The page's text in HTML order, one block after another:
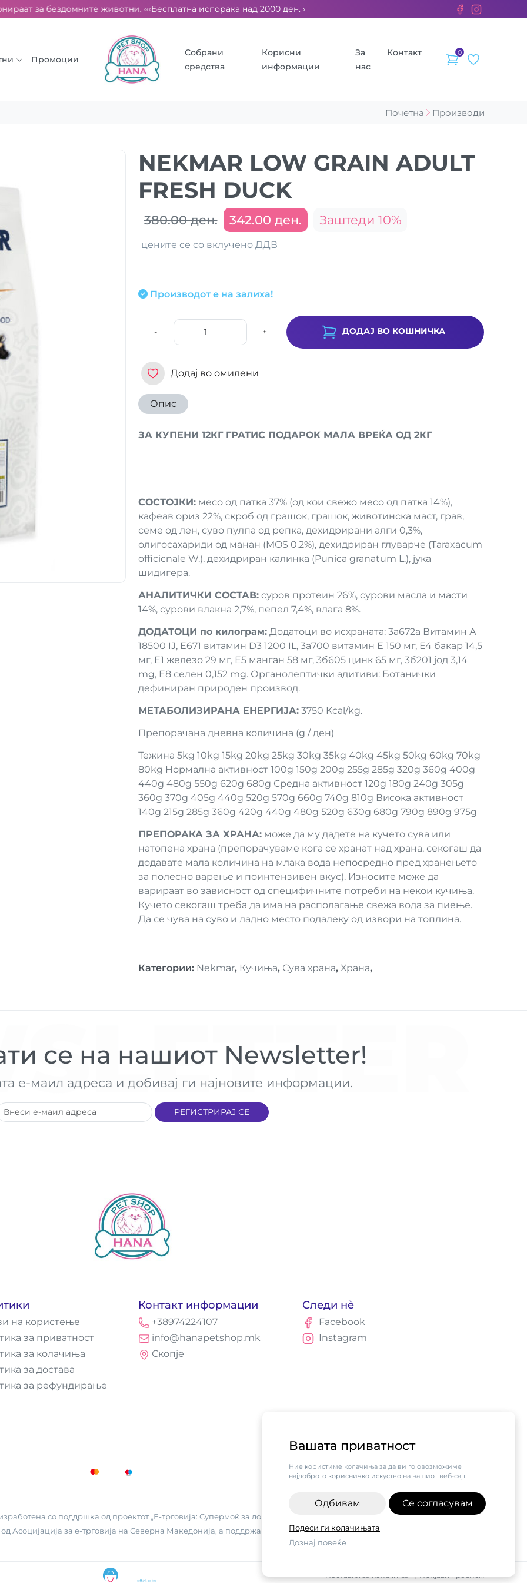
Вашата приватност
Ние користиме колачиња за да ви го овозможиме
најдоброто корисничко искуство на нашиот веб-сајт
Одбивам Се согласувам
Подеси ги колачињата
Дознај повеќе
за бездомните животни. ‹‹‹Бесплатна испорака над 2000 ден. ››› 2% од секоја сметка се донираат за бездомните
Промоции
Собрани
средства
Корисни
информации
За
нас
Контакт 0
Почетна Производи
NEKMAR LOW GRAIN ADULT
FRESH DUCK
380.00 ден. 342.00 ден. Заштеди 10%
цените се со вклучено ДДВ
Производот е на залиха!
- + ДОДАЈ ВО КОШНИЧКА
Додај во омилени
Опис
ЗА КУПЕНИ 12КГ ГРАТИС ПОДАРОК МАЛА ВРЕЌА ОД 2КГ
СОСТОЈКИ:месо од патка 37% (од кои свежо месо од патка 14%),
кафеав ориз 22%, скроб од грашок, грашок, животинска маст, грав,
семе од лен, суво пулпа од репка, дехидрирани алги 0,3%,
олигосахариди од манан (MOS 0,2%), дехидриран глуварче (Taraxacum
officicnale W.), дехидриран калинка (Punica granatum L.), јука
шидигера.
АНАЛИТИЧКИ СОСТАВ:суров протеин 26%, сурови масла и масти
14%, сурови влакна 2,7%, пепел 7,4%, влага 8%.
ДОДАТОЦИ по килограм:Додатоци во исхраната: 3а672а Витамин А
18500 IJ, E671 витамин D3 1200 IL, 3а700 витамин Е 150 мг, Е4 бакар 14,5
мг, Е1 железо 29 мг, Е5 манган 58 мг, 3б605 цинк 65 мг, 3б201 јод 3,14
mg, E8 селен 0,152 mg. Органолептички адитиви: Ботанички
дефиниран природен производ.
МЕТАБОЛИЗИРАНА ЕНЕРГИЈА:3750 Kcal/kg.
Препорачана дневна количина (g / ден)
Тежина 5kg 10kg 15kg 20kg 25kg 30kg 35kg 40kg 45kg 50kg 60kg 70kg
80kg Нормална активност 100g 150g 200g 255g 285g 320g 360g 400g
440g 480g 550g 620g 680g Средна активност 120g 180g 240g 305g
360g 370g 405g 440g 520g 570g 660g 740g 810g Висока активност
140g 215g 285g 360g 420g 440g 480g 520g 630g 680g 790g 890g 975g
ПРЕПОРАКА ЗА ХРАНА:може да му дадете на кучето сува или
натопена храна (препорачуваме кога се хранат над храна, секогаш да
додавате мала количина на млака вода непосредно пред хранењето
за полесно варење и поинтензивен вкус). Износите може да
варираат во зависност од специфичните потреби на некои кучиња.
Кучето секогаш треба да има на располагање свежа вода за пиење.
Да се чува на суво и ладно место подалеку од извори на топлина.
Категории: Nekmar, Кучиња, Сува храна, Храна,
се на нашиот Newsletter!
е-маил адреса и добивај ги најновите информации.
РЕГИСТРИРАЈ СЕ
на користење
за приватност
за колачиња
за достава
за рефундирање
Контакт информации
+38974224107
info@hanapetshop.mk
Скопје
Следи нè
Facebook
Instagram
со поддршка од проектот „Е-трговија: Супермоќ за локалните бизниси vol.2",
Асоцијација за е-трговија на Северна Македонија, а поддржан од компанијата Visa.
Поставки за колачиња | Пријави проблем